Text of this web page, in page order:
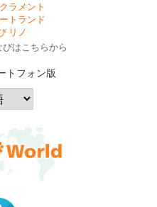
ラメント
トランド
リノ
はこちらから
トフォン版